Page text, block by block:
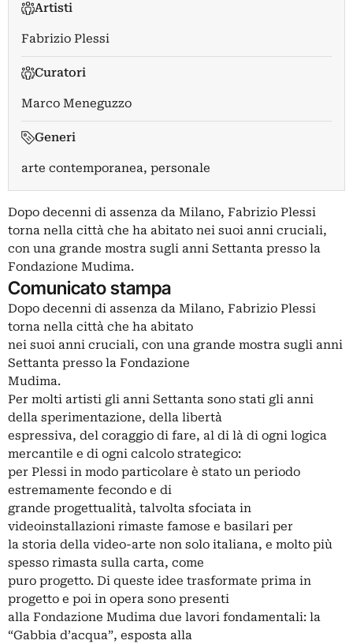
Artisti
Fabrizio Plessi
Curatori
Marco Meneguzzo
Generi
arte contemporanea, personale
Dopo decenni di assenza da Milano, Fabrizio Plessi
torna nella città che ha abitato nei suoi anni cruciali,
con una grande mostra sugli anni Settanta presso la
Fondazione Mudima.
Comunicato stampa
Dopo decenni di assenza da Milano, Fabrizio Plessi
torna nella città che ha abitato
nei suoi anni cruciali, con una grande mostra sugli anni
Settanta presso la Fondazione
Mudima.
Per molti artisti gli anni Settanta sono stati gli anni
della sperimentazione, della libertà
espressiva, del coraggio di fare, al di là di ogni logica
mercantile e di ogni calcolo strategico:
per Plessi in modo particolare è stato un periodo
estremamente fecondo e di
grande progettualità, talvolta sfociata in
videoinstallazioni rimaste famose e basilari per
la storia della video-arte non solo italiana, e molto più
spesso rimasta sulla carta, come
puro progetto. Di queste idee trasformate prima in
progetto e poi in opera sono presenti
alla Fondazione Mudima due lavori fondamentali: la
“Gabbia d’acqua”, esposta alla